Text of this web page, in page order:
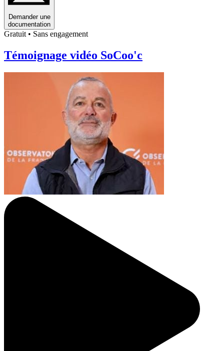
Demander une
documentation
Gratuit • Sans engagement
Témoignage vidéo SoCoo'c